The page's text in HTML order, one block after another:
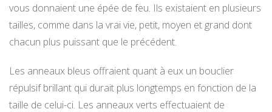
vous donnaient une épée de feu. Ils existaient en plusieurs
tailles, comme dans la vrai vie, petit, moyen et grand dont
chacun plus puissant que le précédent.
Les anneaux bleus offraient quant à eux un bouclier
répulsif brillant qui durait plus longtemps en fonction de la
taille de celui-ci. Les anneaux verts effectuaient de